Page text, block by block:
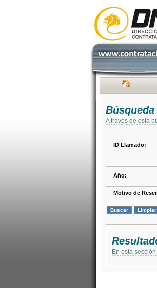
A través de esta
ID Llamado:
Año:
Motivo de
En esta